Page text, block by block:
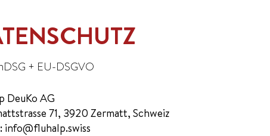
+ EU-DSGVO
DeuKo AG
71, 3920 Zermatt, Schweiz
info@fluhalp.swiss